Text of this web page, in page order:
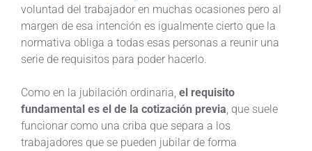
voluntad del trabajador en muchas ocasiones pero al
margen de esa intención es igualmente cierto que la
normativa obliga a todas esas personas a reunir una
serie de requisitos para poder hacerlo.
Como en la jubilación ordinaria, el requisito
fundamental es el de la cotización previa , que suele
funcionar como una criba que separa a los
trabajadores que se pueden jubilar de forma